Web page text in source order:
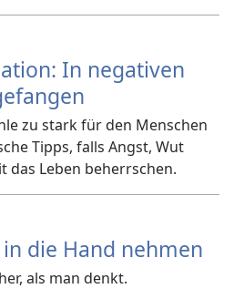
In negativen
zu stark für den Menschen
Tipps, falls Angst, Wut
das Leben beherrschen.
in die Hand nehmen
als man denkt.